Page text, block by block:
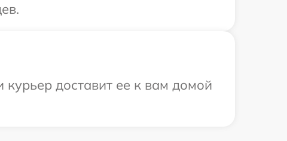
доставит ее к вам домой